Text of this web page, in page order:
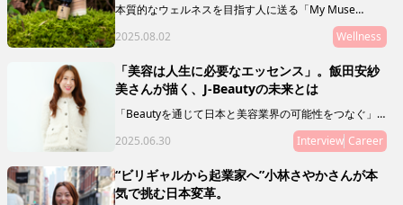
本質的なウェルネスを目指す人に送る「My Muse
Selection」。最終回を飾るのは、徳島県の神山を拠点
に活動する「SHIZQ（しずく）」。山や川を守るために
「木を使う」というコンセプトのもと、器やアロマを製
作・販売しています。 「質がいいもの」の奥に潜むリ
レーションシップ（関連性やつながり）に目を向けるこ
とで、50年後の私たちの未来に繋げていきましょう。
2025.08.02 Wellness
「美容は人生に必要なエッセンス」。飯田安紗
美さんが描く、J-Beautyの未来とは
「Beautyを通じて日本と美容業界の可能性をつなぐ」
ことをミッションとし、新規事業やマガジン、複業支援
などを通じて、J Beautyを世界へ拡げる活動をリードし
ている飯田 安紗美さんにインタビュー。日本の美容業
界の可能性とは？ その未来とは？ 飯田さんの人生経
験ならではの想いを語ってもらいました。
2025.06.30 Interview Career
“ビリギャルから起業家へ”小林さやかさんが本
気で挑む日本変革。